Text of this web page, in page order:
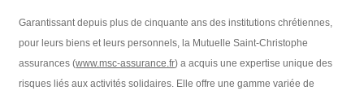
Garantissant depuis plus de cinquante ans des institutions chrétiennes,
pour leurs biens et leurs personnels, la Mutuelle Saint-Christophe
assurances (www.msc-assurance.fr) a acquis une expertise unique des
risques liés aux activités solidaires. Elle offre une gamme variée de